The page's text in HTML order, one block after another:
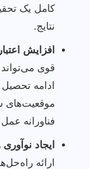
کامل یک
نتایج.
افزایش
قوی
ادامه
موقعیت‌های
فناورانه
ایجاد
ارائه